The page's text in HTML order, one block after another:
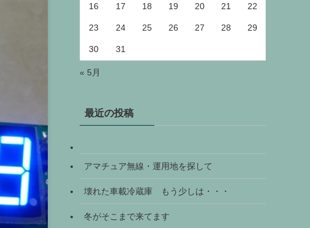
16 17 18 19 20 21 22
23 24 25 26 27 28 29
30 31
« 5月
最近の投稿
アマチュア無線・運用地を探して
壊れた車載冷蔵庫 もう少しは・・・
冬がそこまで来てます